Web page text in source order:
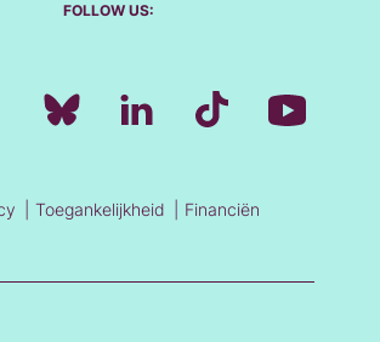
FOLLOW US:
Toegankelijkheid Financiën